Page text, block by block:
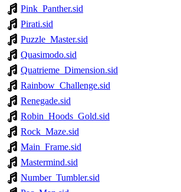
Pink_Panther.sid
Pirati.sid
Puzzle_Master.sid
Quasimodo.sid
Quatrieme_Dimension.sid
Rainbow_Challenge.sid
Renegade.sid
Robin_Hoods_Gold.sid
Rock_Maze.sid
Main_Frame.sid
Mastermind.sid
Number_Tumbler.sid